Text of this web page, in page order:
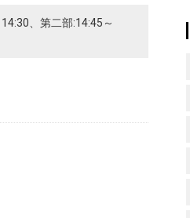
、第二部:14:45～